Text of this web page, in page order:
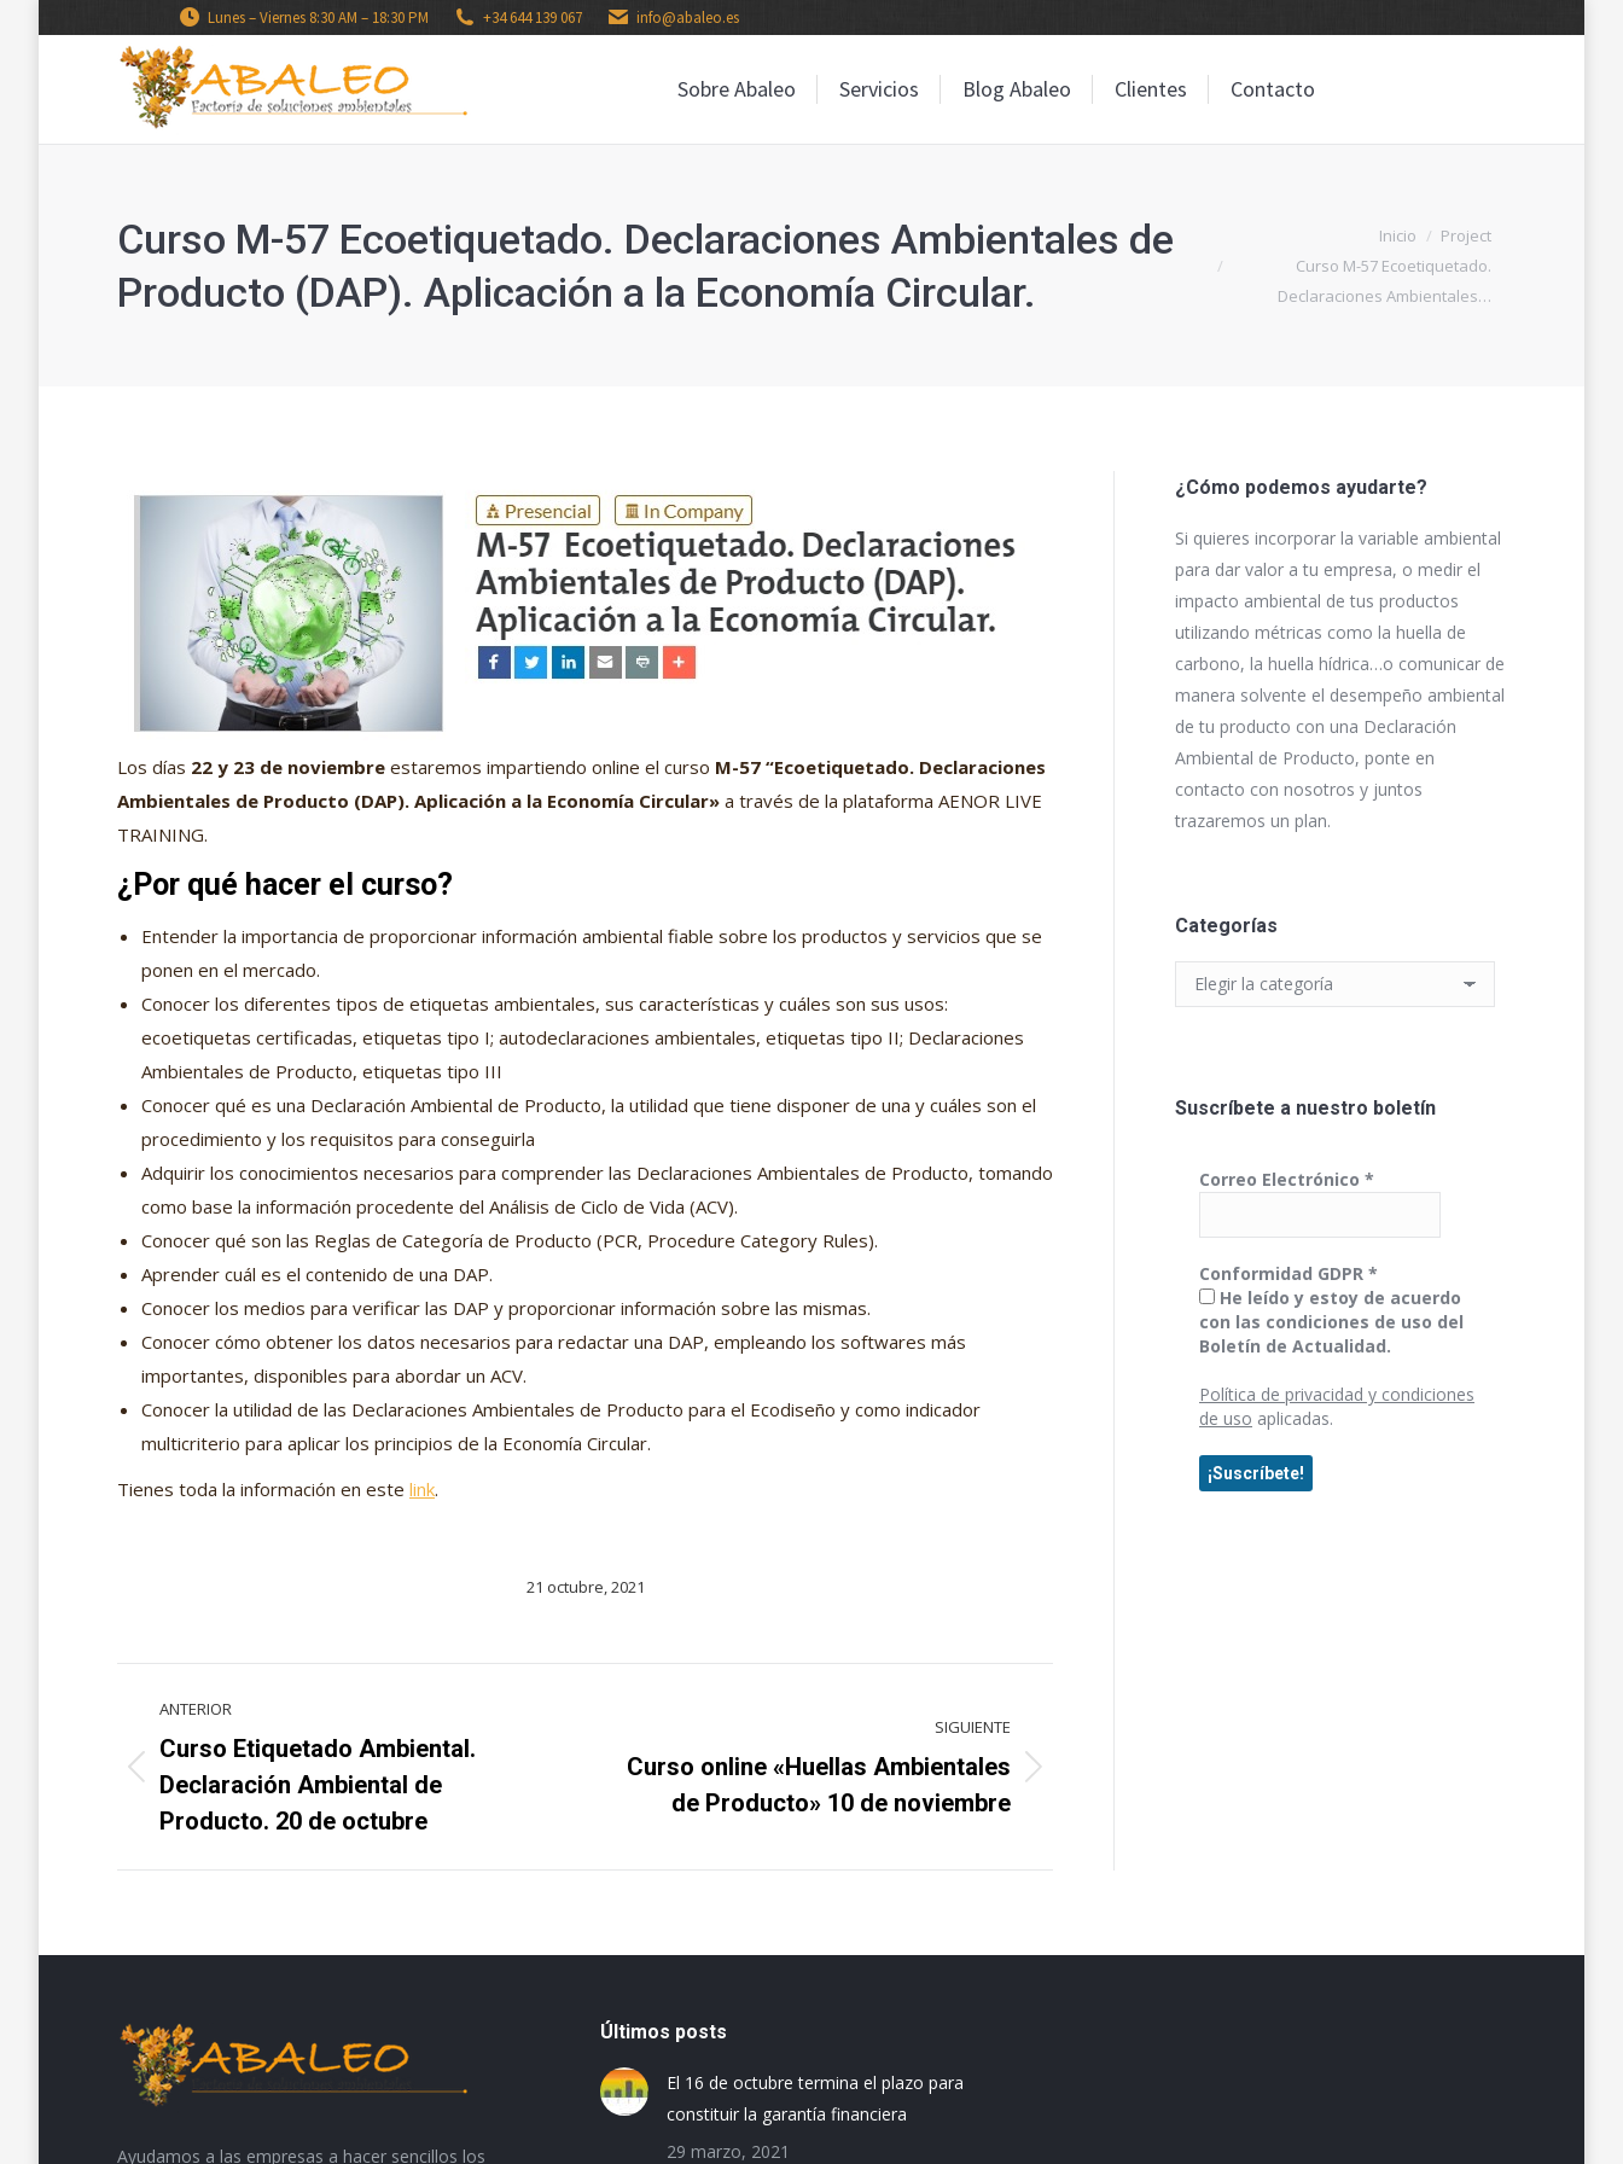
Lunes – Viernes 8:30 AM – 18:30 PM +34 644 139 067 info@abaleo.es
Sobre Abaleo Servicios Blog Abaleo Clientes Contacto
Curso M-57 Ecoetiquetado. Declaraciones Ambientales de
Producto (DAP). Aplicación a la Economía Circular.
Inicio
Project
Curso M-57 Ecoetiquetado.
Declaraciones Ambientales…
Los días 22 y 23 de noviembre estaremos impartiendo online el curso M-57 “Ecoetiquetado. Declaraciones
Ambientales de Producto (DAP). Aplicación a la Economía Circular» a través de la plataforma AENOR LIVE
TRAINING.
¿Por qué hacer el curso?
Entender la importancia de proporcionar información ambiental fiable sobre los productos y servicios que se
ponen en el mercado.
Conocer los diferentes tipos de etiquetas ambientales, sus características y cuáles son sus usos:
ecoetiquetas certificadas, etiquetas tipo I; autodeclaraciones ambientales, etiquetas tipo II; Declaraciones
Ambientales de Producto, etiquetas tipo III
Conocer qué es una Declaración Ambiental de Producto, la utilidad que tiene disponer de una y cuáles son el
procedimiento y los requisitos para conseguirla
Adquirir los conocimientos necesarios para comprender las Declaraciones Ambientales de Producto, tomando
como base la información procedente del Análisis de Ciclo de Vida (ACV).
Conocer qué son las Reglas de Categoría de Producto (PCR, Procedure Category Rules).
Aprender cuál es el contenido de una DAP.
Conocer los medios para verificar las DAP y proporcionar información sobre las mismas.
Conocer cómo obtener los datos necesarios para redactar una DAP, empleando los softwares más
importantes, disponibles para abordar un ACV.
Conocer la utilidad de las Declaraciones Ambientales de Producto para el Ecodiseño y como indicador
multicriterio para aplicar los principios de la Economía Circular.
Tienes toda la información en este link.
21 octubre, 2021
entre
proyectos
ANTERIOR
Proyecto
anterior
Curso Etiquetado Ambiental.
Declaración Ambiental de
Producto. 20 de octubre
SIGUIENTE
Proyecto
siguiente
Curso online «Huellas Ambientales
de Producto» 10 de noviembre
¿Cómo podemos ayudarte?
Si quieres incorporar la variable ambiental
para dar valor a tu empresa, o medir el
impacto ambiental de tus productos
utilizando métricas como la huella de
carbono, la huella hídrica…o comunicar de
manera solvente el desempeño ambiental
de tu producto con una Declaración
Ambiental de Producto, ponte en
contacto con nosotros y juntos
trazaremos un plan.
Categorías
Categorías
Suscríbete a nuestro boletín
Correo Electrónico *
Conformidad GDPR *
He leído y estoy de acuerdo
con las condiciones de uso del
Boletín de Actualidad.
Política de privacidad y condiciones
de uso aplicadas.
Ayudamos a las empresas a hacer sencillos los
Últimos posts
El 16 de octubre termina el plazo para
constituir la garantía financiera
29 marzo, 2021